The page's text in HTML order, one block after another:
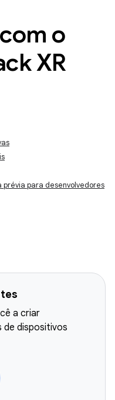
o
XR
prévia para desenvolvedores
a criar
de dispositivos